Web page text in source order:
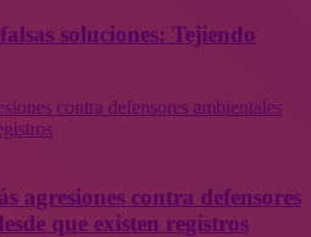
soluciones: Tejiendo
contra defensores ambientales
agresiones contra defensores
que existen registros